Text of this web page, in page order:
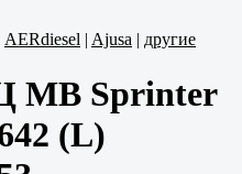
AERdiesel | Ajusa | другие
MB Sprinter
(L)